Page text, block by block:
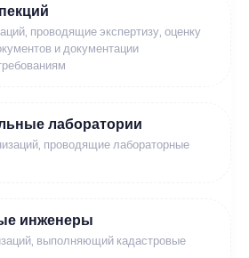
проводящие экспертизу, оценку
и документации
лаборатории
проводящие лабораторные
инженеры
выполняющий кадастровые